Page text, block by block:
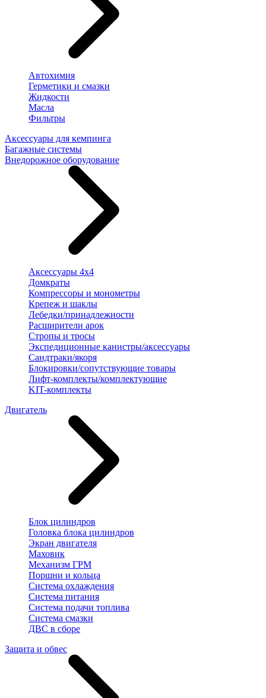
Автохимия
Герметики и смазки
Жидкости
Масла
Фильтры
Аксессуары для кемпинга
Багажные системы
Внедорожное оборудование
Аксессуары 4х4
Домкраты
Компрессоры и монометры
Крепеж и шаклы
Лебедки/принадлежности
Расширители арок
Стропы и тросы
Экспедиционные канистры/аксессуары
Сандтраки/якоря
Блокировки/сопутствующие товары
Лифт-комплекты/комплектующие
KIT-комплекты
Двигатель
Блок цилиндров
Головка блока цилиндров
Экран двигателя
Маховик
Механизм ГРМ
Поршни и кольца
Система охлаждения
Система питания
Система подачи топлива
Система смазки
ДВС в сборе
Защита и обвес